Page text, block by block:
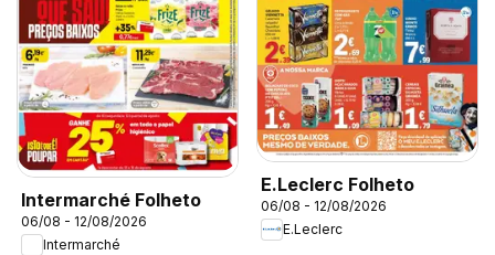
Intermarché Folheto
06/08 - 12/08/2026
Intermarché
E.Leclerc Folheto
06/08 - 12/08/2026
E.Leclerc